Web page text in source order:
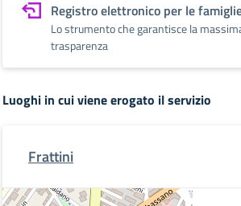
Registro elettronico per le
Lo strumento che garantisce la
trasparenza
Luoghi in cui viene erogato il servizio
Frattini